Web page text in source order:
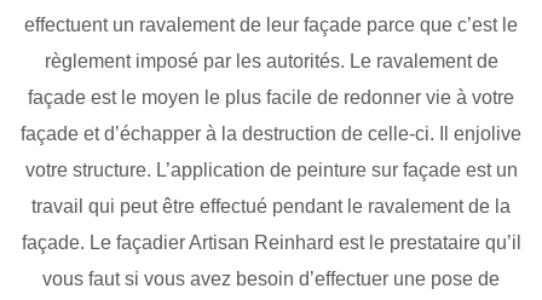
effectuent un ravalement de leur façade parce que c’est le
règlement imposé par les autorités. Le ravalement de
façade est le moyen le plus facile de redonner vie à votre
façade et d’échapper à la destruction de celle-ci. Il enjolive
votre structure. L’application de peinture sur façade est un
travail qui peut être effectué pendant le ravalement de la
façade. Le façadier Artisan Reinhard est le prestataire qu’il
vous faut si vous avez besoin d’effectuer une pose de